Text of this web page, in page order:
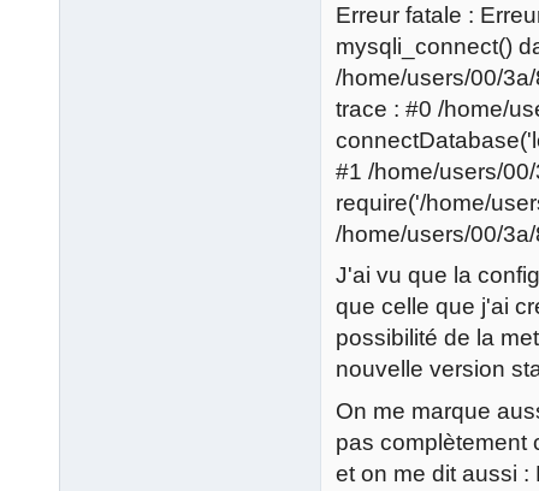
Erreur fatale :
mysqli_connect()
/home/users/00/
trace : #0 /home/
#1 /home/users/
require('/home/
/home/users/00/
J'ai vu que la
que celle que j'ai
possibilité de la
nouvelle version
On me marque
pas complètement
et on me dit aussi :